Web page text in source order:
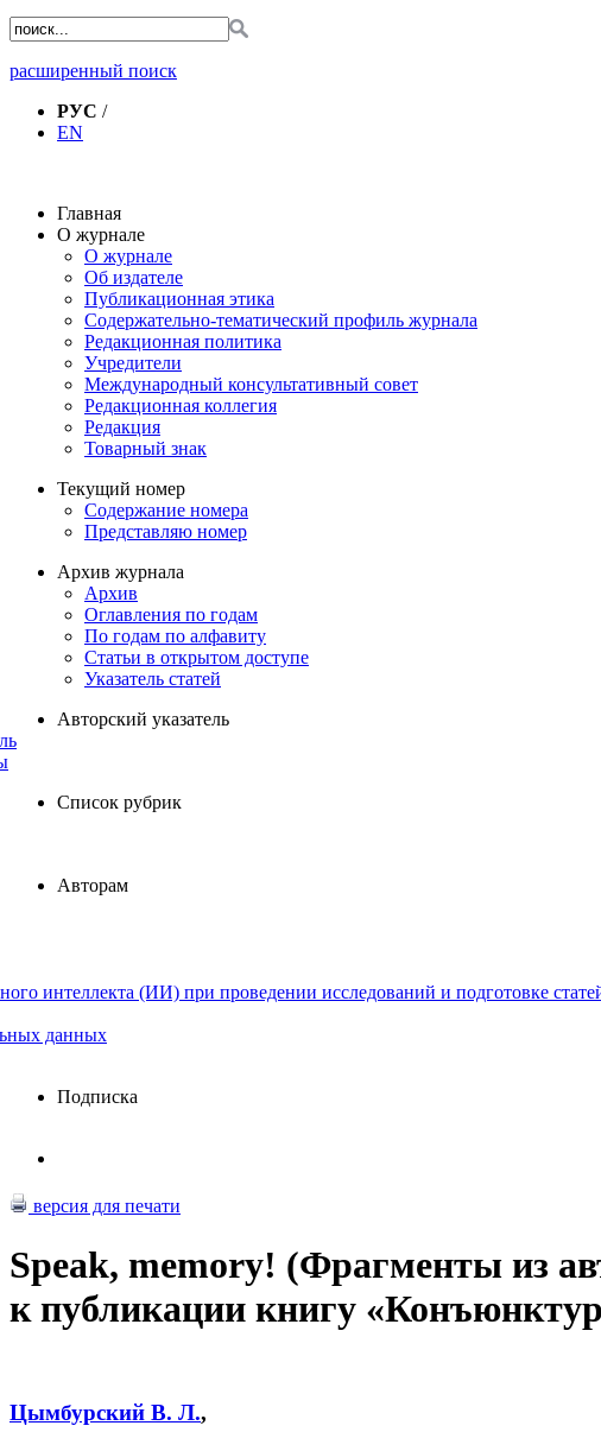
расширенный поиск
РУС /
EN
Главная
О журнале
О журнале
Об издателе
Публикационная этика
Содержательно-тематический профиль журнала
Редакционная политика
Учредители
Международный консультативный совет
Редакционная коллегия
Редакция
Товарный знак
Текущий номер
Содержание номера
Представляю номер
Архив журнала
Архив
Оглавления по годам
По годам по алфавиту
Статьи в открытом доступе
Указатель статей
Авторский указатель
Список рубрик
Авторам
интеллекта (ИИ) при проведении исследований и подготовке
данных
Подписка
версия для печати
Speak, memory! (Фрагменты из
к публикации книгу
Цымбурский В. Л.,